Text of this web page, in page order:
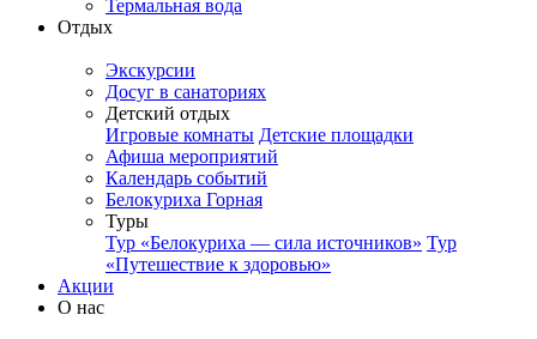
Термальная вода
Отдых
Экскурсии
Досуг в санаториях
Детский отдых
Игровые комнаты Детские площадки
Афиша мероприятий
Календарь событий
Белокуриха Горная
Туры
Тур «Белокуриха — сила источников» Тур
«Путешествие к здоровью»
Акции
О нас